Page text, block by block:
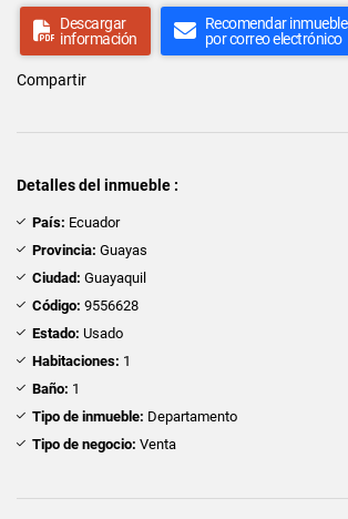
Descargar
información
Recomendar inmueble
por correo electrónico
Compartir
Detalles del inmueble :
País: Ecuador
Provincia: Guayas
Ciudad: Guayaquil
Código: 9556628
Estado: Usado
Habitaciones: 1
Baño: 1
Tipo de inmueble: Departamento
Tipo de negocio: Venta